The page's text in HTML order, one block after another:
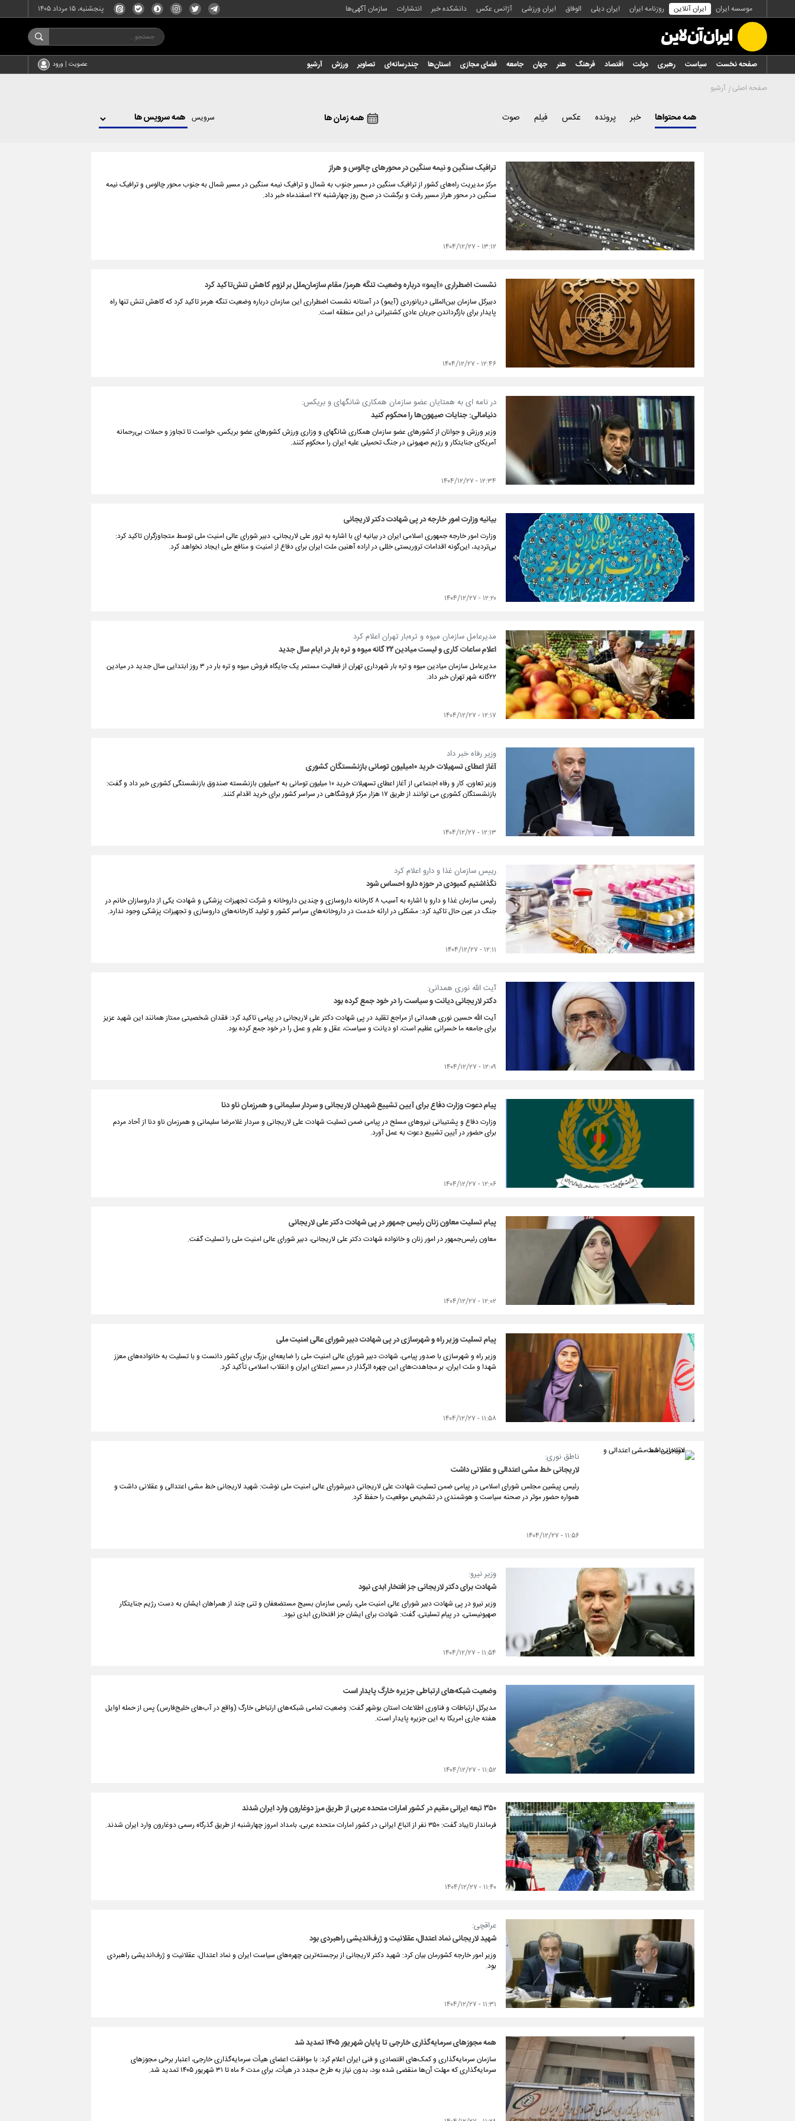
موسسه ایران ایران آنلاین روزنامه ایران ایران دیلی الوفاق ایران ورزشی آژانس عکس دانشکده خبر انتشارات سازمان آگهی‌ها پنجشنبه، ۱۵ مرداد ۱۴۰۵
صفحه نخست سیاست رهبری دولت اقتصاد فرهنگ هنر جهان جامعه فضای مجازی استان‌ها چندرسانه‌ای تصاویر ورزش آرشیو عضویت | ورود
صفحه اصلی آرشیو
همه محتواها خبر پرونده عکس فیلم صوت همه زمان ها سرویس
ترافیک سنگین و نیمه سنگین در محورهای چالوس و هراز
مرکز مدیریت راه‌های کشور از ترافیک سنگین در مسیر جنوب به شمال و ترافیک نیمه سنگین در مسیر شمال به جنوب محور چالوس و ترافیک نیمه
سنگین در محور هراز مسیر رفت و برگشت در صبح روز چهارشنبه ۲۷ اسفندماه خبر داد.
۱۳:۱۲ - ۱۴۰۴/۱۲/۲۷
نشست اضطراری «آیمو» درباره وضعیت تنگه هرمز/ مقام سازمان‌ملل بر لزوم کاهش تنش‌تاکید کرد
دبیرکل سازمان بین‌المللی دریانوردی (آیمو) در آستانه نشست اضطراری این سازمان درباره وضعیت تنگه هرمز تاکید کرد که کاهش تنش‌ تنها راه
پایدار برای بازگرداندن جریان عادی کشتیرانی در این منطقه است.
۱۲:۴۶ - ۱۴۰۴/۱۲/۲۷
در نامه ای به همتایان عضو سازمان همکاری شانگهای و بریکس:
دنیامالی: جنایات صیهون‌ها را محکوم کنید
وزیر ورزش و جوانان از کشورهای عضو سازمان همکاری شانگهای و وزاری ورزش کشورهای عضو بریکس، خواست تا تجاوز و حملات بی‌رحمانه
آمریکای جنایتکار و رژیم صهیونی در جنگ تحمیلی علیه ایران را محکوم کنند.
۱۲:۳۴ - ۱۴۰۴/۱۲/۲۷
بیانیه وزارت امور خارجه در پی شهادت دکتر لاریجانی
وزارت امور خارجه جمهوری اسلامی ایران در بیانیه ای با اشاره به ترور علی لاریجانی، دبیر شورای عالی امنیت ملی توسط متجاوزگران تاکید کرد:
بی‌تردید، این‌گونه اقدامات تروریستی خللی در اراده آهنین ملت ایران برای دفاع از امنیت و منافع ملی ایجاد نخواهد کرد.
۱۲:۲۰ - ۱۴۰۴/۱۲/۲۷
مدیرعامل سازمان میوه و تره‌بار تهران اعلام کرد
اعلام ساعات کاری و لیست میادین ۲۲ گانه میوه و تره بار در ایام سال جدید
مدیرعامل سازمان میادین میوه و تره بار شهرداری تهران از فعالیت مستمر یک جایگاه فروش میوه و تره بار در ۳ روز ابتدایی سال جدید در میادین
۲۲گانه شهر تهران خبر داد.
۱۲:۱۷ - ۱۴۰۴/۱۲/۲۷
وزیر رفاه خبر داد
آغاز اعطای تسهیلات خرید ۱۰میلیون تومانی بازنشستگان کشوری
وزیر تعاون، کار و رفاه اجتماعی از آغاز اعطای تسهیلات خرید ۱۰ میلیون تومانی به ۲میلیون بازنشسته صندوق بازنشستگی کشوری خبر داد و گفت:
بازنشستگان کشوری می توانند از طریق ۱۷ هزار مرکز فروشگاهی در سراسر کشور برای خرید اقدام کنند.
۱۲:۱۳ - ۱۴۰۴/۱۲/۲۷
رییس سازمان غذا و دارو اعلام کرد
نگذاشتیم کمبودی در حوزه دارو احساس شود
رئیس سازمان غذا و دارو با اشاره به آسیب ۸ کارخانه داروسازی و چندین داروخانه و شرکت تجهیزات پزشکی و شهادت یکی از داروسازان خانم در
جنگ در عین حال تاکید کرد: مشکلی در ارائه خدمت در داروخانه‌های سراسر کشور و تولید کارخانه‌های داروسازی و تجهیزات پزشکی وجود ندارد.
۱۲:۱۱ - ۱۴۰۴/۱۲/۲۷
آیت الله نوری همدانی:
دکتر لاریجانی دیانت و سیاست را در خود جمع کرده بود
آیت الله حسین نوری همدانی از مراجع تقلید در پی شهادت دکتر علی لاریجانی در پیامی تاکید کرد: فقدان شخصیتی ممتاز همانند این شهید عزیز
برای جامعه ما خسرانی عظیم است، او دیانت و سیاست، عقل و علم و عمل را در خود جمع کرده بود.
۱۲:۰۹ - ۱۴۰۴/۱۲/۲۷
پیام دعوت وزارت دفاع برای آیین تشییع شهیدان لاریجانی و سردار سلیمانی و همرزمان ناو دنا
وزارت دفاع و پشتیبانی نیروهای مسلح در پیامی ضمن تسلیت شهادت علی لاریجانی و سردار غلامرضا سلیمانی و همرزمان ناو دنا از آحاد مردم
برای حضور در آیین تشییع دعوت به عمل آورد.
۱۲:۰۶ - ۱۴۰۴/۱۲/۲۷
پیام تسلیت معاون زنان رئیس جمهور در پی شهادت دکتر علی لاریجانی
معاون رئیس‌جمهور در امور زنان و خانواده شهادت دکتر علی لاریجانی، دبیر شورای عالی امنیت ملی را تسلیت گفت.
۱۲:۰۲ - ۱۴۰۴/۱۲/۲۷
پیام تسلیت وزیر راه و شهرسازی در پی شهادت دبیر شورای عالی امنیت ملی
وزیر راه و شهرسازی با صدور پیامی، شهادت دبیر شورای عالی امنیت ملی را ضایعه‌ای بزرگ برای کشور دانست و با تسلیت به خانواده‌های معزز
شهدا و ملت ایران، بر مجاهدت‌های این چهره اثرگذار در مسیر اعتلای ایران و انقلاب اسلامی تأکید کرد.
۱۱:۵۸ - ۱۴۰۴/۱۲/۲۷
ناطق نوری:
لاریجانی خط مشی اعتدالی و عقلانی داشت
رئیس پیشین مجلس شورای اسلامی در پیامی ضمن تسلیت شهادت علی لاریجانی دبیرشورای عالی امنیت ملی نوشت: شهید لاریجانی خط مشی اعتدالی و عقلانی داشت و
همواره حضور موثر در صحنه سیاست و هوشمندی در تشخیص موقعیت را حفظ کرد.
۱۱:۵۶ - ۱۴۰۴/۱۲/۲۷
وزیر نیرو:
شهادت برای دکتر لاریجانی جز افتخار ابدی نبود
وزیر نیرو در پی شهادت دبیر شورای عالی امنیت ملی، رئیس سازمان بسیج مستضعفان و تنی چند از همراهان ایشان به دست رژیم جنایتکار
صهیونیستی، در پیام تسلیتی، گفت: شهادت برای ایشان جز افتخاری ابدی نبود.
۱۱:۵۴ - ۱۴۰۴/۱۲/۲۷
وضعیت شبکه‌های ارتباطی جزیره خارگ پایدار است
مدیرکل ارتباطات و فناوری اطلاعات استان بوشهر گفت: وضعیت تمامی شبکه‌های ارتباطی خارگ (واقع در آب‌های خلیج‌فارس) پس از حمله اوایل
هفته جاری امریکا به این جزیره پایدار است.
۱۱:۵۲ - ۱۴۰۴/۱۲/۲۷
۳۵۰ تبعه ایرانی مقیم در کشور امارات متحده عربی از طریق مرز دوغارون وارد ایران شدند
فرماندار تایباد گفت: ۳۵۰ نفر از اتباع ایرانی در کشور امارات متحده عربی، بامداد امروز چهارشنبه از طریق گذرگاه رسمی دوغارون وارد ایران شدند.
۱۱:۴۰ - ۱۴۰۴/۱۲/۲۷
عراقچی:
شهید لاریجانی نماد اعتدال، عقلانیت و ژرف‌اندیشی راهبردی بود
وزیر امور خارجه کشورمان بیان کرد: شهید دکتر لاریجانی از برجسته‌ترین چهره‌های سیاست ایران و نماد اعتدال، عقلانیت و ژرف‌اندیشی راهبردی
بود.
۱۱:۳۱ - ۱۴۰۴/۱۲/۲۷
همه مجوزهای سرمایه‌گذاری خارجی تا پایان شهریور ۱۴۰۵ تمدید شد
سازمان سرمایه‌گذاری و کمک‌های اقتصادی و فنی ایران اعلام کرد: با موافقت اعضای هیأت سرمایه‌گذاری خارجی، اعتبار برخی مجوزهای
سرمایه‌گذاری که مهلت آن‌ها منقضی شده بود، بدون نیاز به طرح مجدد در هیأت، برای مدت ۶ ماه تا ۳۱ شهریور ۱۴۰۵ تمدید شد.